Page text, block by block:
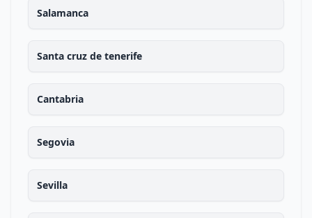
Salamanca
Santa cruz de tenerife
Cantabria
Segovia
Sevilla